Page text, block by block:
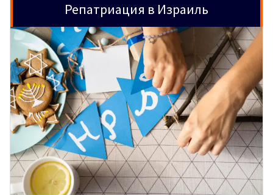
Репатриация в Израиль